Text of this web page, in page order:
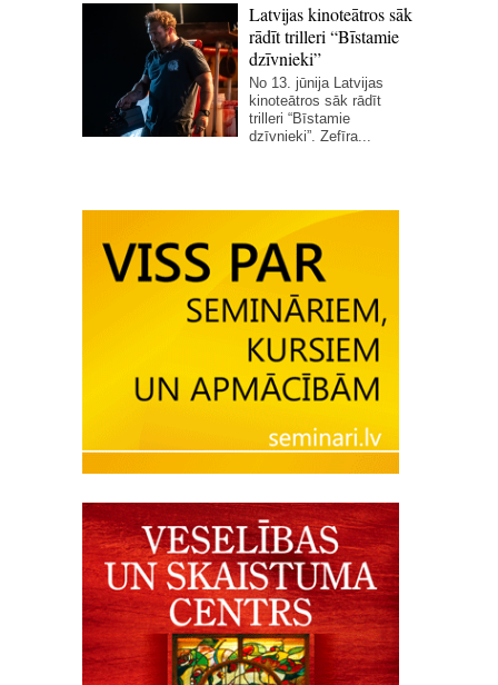
Latvijas kinoteātros sāk
rādīt trilleri “Bīstamie
dzīvnieki”
No 13. jūnija Latvijas
kinoteātros sāk rādīt
trilleri “Bīstamie
dzīvnieki”. Zefīra...